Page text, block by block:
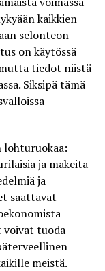
kaikkien
selonteon
on käytössä
tiedot niistä
Siksipä tämä
lohturuokaa:
ja makeita
ja
saattavat
voivat tuoda
meistä.